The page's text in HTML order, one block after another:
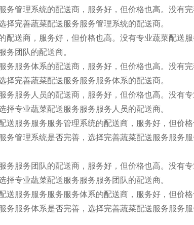
务管理系统的配送商，服务好，但价格也高。没有
完善蔬菜配送服务服务管理系统的配送商。
配送商，服务好，但价格也高。没有专业蔬菜配送
团队的配送商。
务服务体系的配送商，服务好，但价格也高。没有
完善蔬菜配送服务服务服务体系的配送商。
务服务人员的配送商，服务好，但价格也高。没有
专业蔬菜配送服务服务服务人员的配送商。
送服务服务服务管理系统的配送商，服务好，但价
务管理系统是否完善，选择完善蔬菜配送服务服务
务服务团队的配送商，服务好，但价格也高。没有
专业蔬菜配送服务服务服务团队的配送商。
送服务服务服务服务体系的配送商，服务好，但价
务服务体系是否完善，选择完善蔬菜配送服务服务